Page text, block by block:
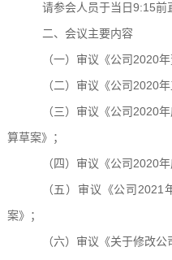
请参会人员于当日9:15前
二、 会议主要内容
（一） 审议《公司2020年
（二） 审议《公司2020年
（三） 审议《公司2020
算草案》 ；
（四） 审议《公司2020年
（五） 审议《公司 2021
案》 ；
（六） 审议《关于修改公